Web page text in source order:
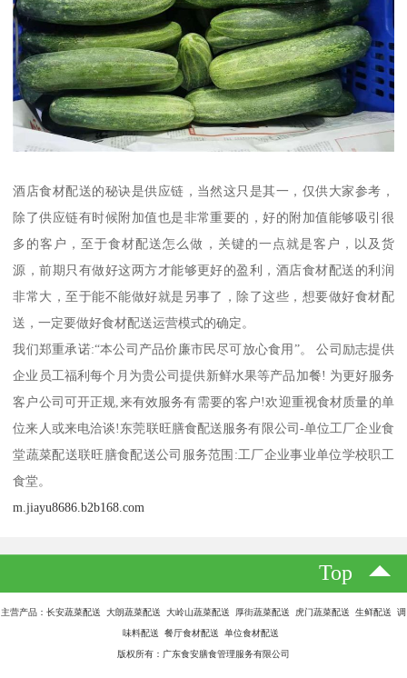
酒店食材配送的秘诀是供应链，当然这只是其一，仅供大家参考，
除了供应链有时候附加值也是非常重要的，好的附加值能够吸引很
多的客户，至于食材配送怎么做，关键的一点就是客户，以及货
源，前期只有做好这两方才能够更好的盈利，酒店食材配送的利润
非常大，至于能不能做好就是另事了，除了这些，想要做好食材配
送，一定要做好食材配送运营模式的确定。
我们郑重承诺:“本公司产品价廉市民尽可放心食用”。 公司励志提供
企业员工福利每个月为贵公司提供新鲜水果等产品加餐! 为更好服务
客户公司可开正规,来有效服务有需要的客户!欢迎重视食材质量的单
位来人或来电洽谈!东莞联旺膳食配送服务有限公司-单位工厂企业食
堂蔬菜配送联旺膳食配送公司服务范围:工厂企业事业单位学校职工
食堂。
m.jiayu8686.b2b168.com
Top
主营产品：长安蔬菜配送 大朗蔬菜配送 大岭山蔬菜配送 厚街蔬菜配送 虎门蔬菜配送 生鲜配送 调
味料配送 餐厅食材配送 单位食材配送
版权所有：广东食安膳食管理服务有限公司